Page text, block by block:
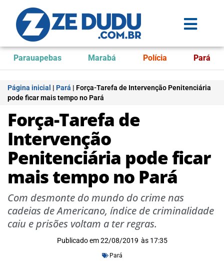
Parauapebas Marabá Polícia Pará
Página inicial | Pará | Força-Tarefa de Intervenção Penitenciária
pode ficar mais tempo no Pará
Força-Tarefa de
Intervenção
Penitenciária pode ficar
mais tempo no Pará
Com desmonte do mundo do crime nas
cadeias de Americano, índice de criminalidade
caiu e prisões voltam a ter regras.
Publicado em 22/08/2019 às 17:35
Pará